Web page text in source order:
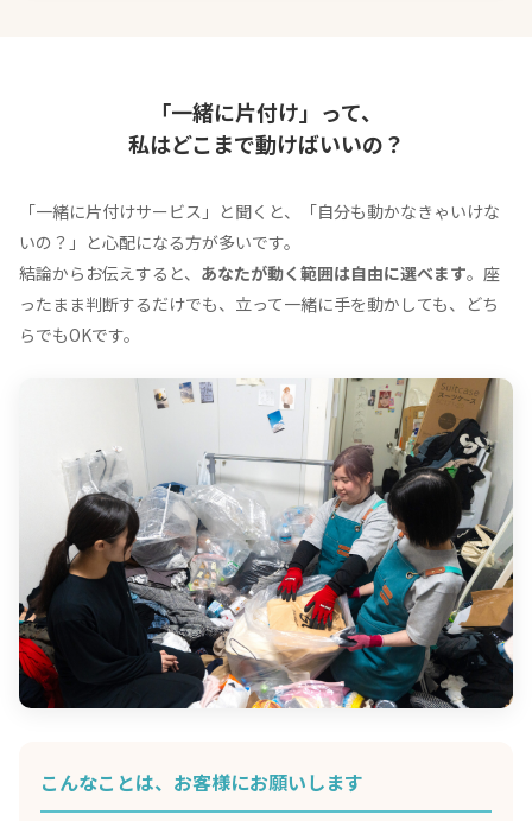
「一緒に片付け」って、
私はどこまで動けばいいの？
「一緒に片付けサービス」と聞くと、「自分も動かなきゃいけな
いの？」と心配になる方が多いです。
結論からお伝えすると、 あなたが動く範囲は自由に選べます。座
ったまま判断するだけでも、立って一緒に手を動かしても、どち
らでもOKです。
こんなことは、お客様にお願いします